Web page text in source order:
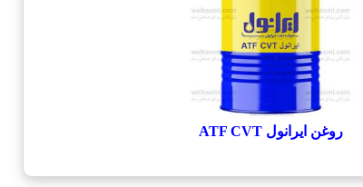
روغن ایرانول ATF CVT